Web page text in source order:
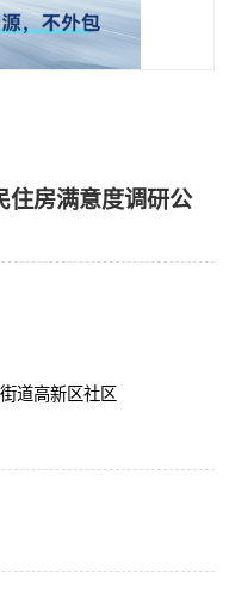
住房满意度调研公
道高新区社区